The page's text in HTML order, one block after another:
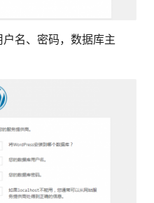
名、密码，数据库主